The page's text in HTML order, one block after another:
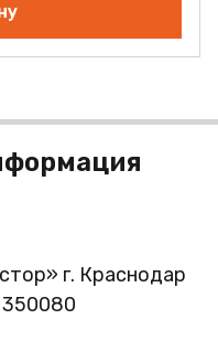
г. Краснодар
350080